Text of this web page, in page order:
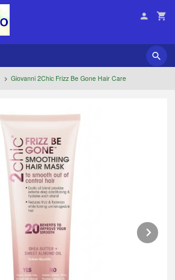
Giovanni 2Chic Frizz Be Gone Hair Care